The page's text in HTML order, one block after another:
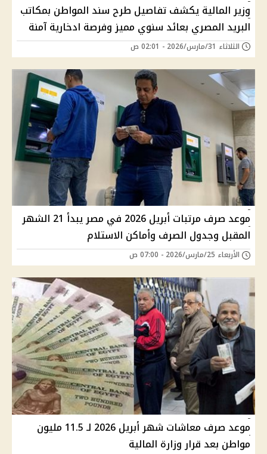
وزير المالية يكشف تفاصيل طرح سند المواطن بمكاتب
البريد المصري بعائد سنوي مميز وفرصة ادخارية آمنة
الثلاثاء 31/مارس/2026 - 02:01 ص
موعد صرف مرتبات أبريل 2026 في مصر يبدأ 21 الشهر
المقبل وجدول الصرف وأماكن الاستلام
الأربعاء 25/مارس/2026 - 07:00 ص
موعد صرف معاشات شهر أبريل 2026 لـ 11.5 مليون
مواطن بعد قرار وزارة المالية